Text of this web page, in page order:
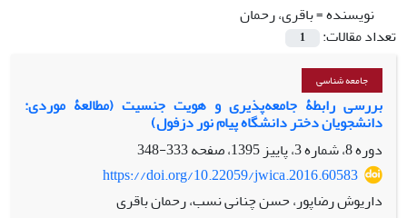
نویسنده =باقری، رحمان
تعداد مقالات:
1
جامعه شناسی
بررسی رابطۀ جامعه‌پذیری و هویت جنسیت (مطالعۀ موردی:
دانشجویان دختر دانشگاه پیام نور دزفول)
دوره 8، شماره 3، پاییز 1395، صفحه
333-348
https://doi.org/10.22059/jwica.2016.60583
داریوش رضاپور، حسن چنانی نسب، رحمان باقری